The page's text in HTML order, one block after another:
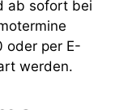
ab sofort bei
oder per E-
werden.